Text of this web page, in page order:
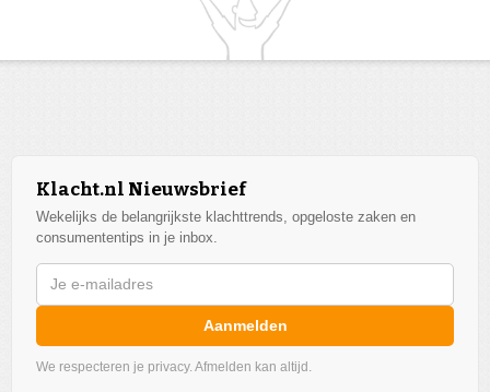
Klacht.nl Nieuwsbrief
Wekelijks de belangrijkste klachttrends, opgeloste zaken en
consumententips in je inbox.
Aanmelden
We respecteren je privacy. Afmelden kan altijd.